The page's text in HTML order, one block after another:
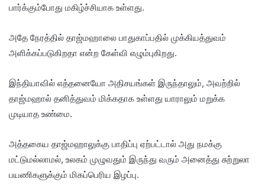
பார்க்கும்போது மகிழ்ச்சியாக உள்ளது.
அதே நேரத்தில் தாஜ்மஹாலை பாதுகாப்பதில் முக்கியத்துவம்
அளிக்கப்படுகிறதா என்ற கேள்வி எழும்புகிறது.
இந்தியாவில் எத்தனையோ அதிசயங்கள் இருந்தாலும், அவற்றில்
தாஜ்மஹால் தனித்துவம் மிக்கதாக உள்ளது யாராலும் மறுக்க
முடியாத உண்மை.
அத்தகைய தாஜ்மஹாலுக்கு பாதிப்பு ஏற்பட்டால் அது நமக்கு
மட்டுமல்லாமல், உலகம் முழுவதும் இருந்து வரும் அனைத்து சுற்றுலா
பயணிகளுக்கும் மிகப்பெரிய இழப்பு.